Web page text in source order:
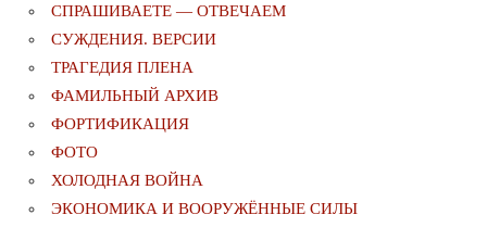
СПРАШИВАЕТЕ — ОТВЕЧАЕМ
СУЖДЕНИЯ. ВЕРСИИ
ТРАГЕДИЯ ПЛЕНА
ФАМИЛЬНЫЙ АРХИВ
ФОРТИФИКАЦИЯ
ФОТО
ХОЛОДНАЯ ВОЙНА
ЭКОНОМИКА И ВООРУЖЁННЫЕ СИЛЫ